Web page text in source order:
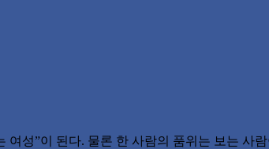
성”이 된다. 물론 한 사람의 품위는 보는 사